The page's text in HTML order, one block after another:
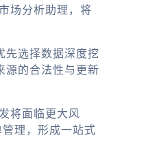
场分析助理，将
先选择数据深度挖
源的合法性与更新
将面临更大风
理，形成一站式